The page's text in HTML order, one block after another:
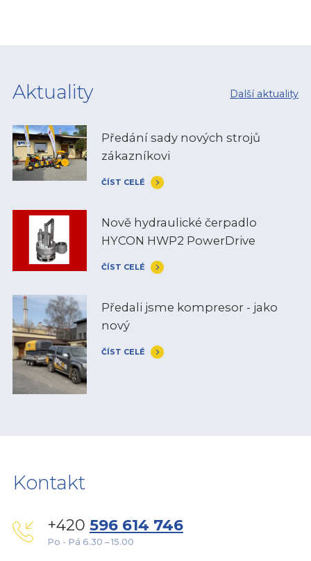
Další aktuality
Aktuality
Předání sady nových strojů
zákazníkovi
ČÍST CELÉ
Nově hydraulické čerpadlo
HYCON HWP2 PowerDrive
ČÍST CELÉ
Předali jsme kompresor - jako
nový
ČÍST CELÉ
Kontakt
+420 596 614 746
Po - Pá 6.30 – 15.00